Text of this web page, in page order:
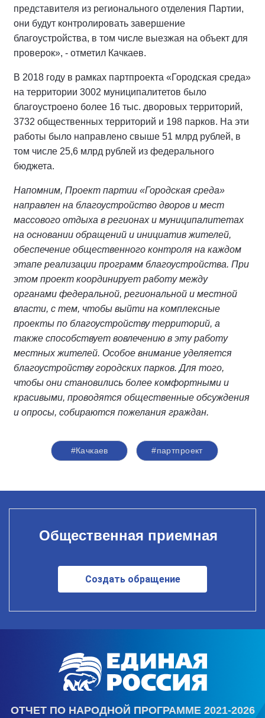
представителя из регионального отделения Партии,
они будут контролировать завершение
благоустройства, в том числе выезжая на объект для
проверок», - отметил Качкаев.
В 2018 году в рамках партпроекта «Городская среда»
на территории 3002 муниципалитетов было
благоустроено более 16 тыс. дворовых территорий,
3732 общественных территорий и 198 парков. На эти
работы было направлено свыше 51 млрд рублей, в
том числе 25,6 млрд рублей из федерального
бюджета.
Напомним, Проект партии «Городская среда»
направлен на благоустройство дворов и мест
массового отдыха в регионах и муниципалитетах
на основании обращений и инициатив жителей,
обеспечение общественного контроля на каждом
этапе реализации программ благоустройства. При
этом проект координирует работу между
органами федеральной, региональной и местной
власти, с тем, чтобы выйти на комплексные
проекты по благоустройству территорий, а
также способствует вовлечению в эту работу
местных жителей. Особое внимание уделяется
благоустройству городских парков. Для того,
чтобы они становились более комфортными и
красивыми, проводятся общественные обсуждения
и опросы, собираются пожелания граждан.
#Качкаев #партпроект
Общественная приемная
Создать обращение
ОТЧЕТ ПО НАРОДНОЙ ПРОГРАММЕ 2021-2026